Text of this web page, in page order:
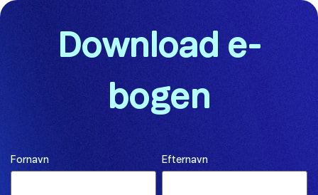
Download e-
bogen
Fornavn Efternavn